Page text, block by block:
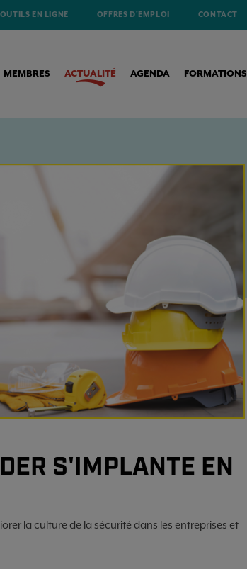
OUTILS EN LIGNE OFFRES D'EMPLOI CONTACT
MEMBRES ACTUALITÉ AGENDA FORMATIONS
S'IMPLANTE EN
la culture de la sécurité dans les entreprises et